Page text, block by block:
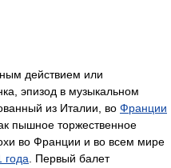
действием или
эпизод в музыкальном
из Италии, во Франции
пышное торжественное
во Франции и во всем мире
года . Первый балет